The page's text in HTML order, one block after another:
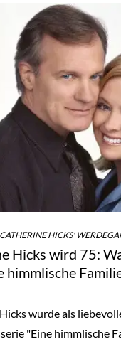
CATHERINE HICKS'
Hicks wird 75:
himmlische
wurde als
"Eine himmlische